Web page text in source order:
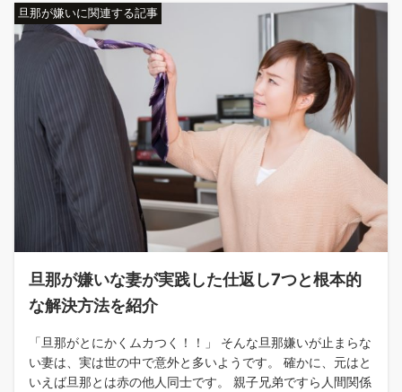
旦那が嫌いに関連する記事
旦那が嫌いな妻が実践した仕返し7つと根本的
な解決方法を紹介
「旦那がとにかくムカつく！！」 そんな旦那嫌いが止まらな
い妻は、実は世の中で意外と多いようです。 確かに、元はと
いえば旦那とは赤の他人同士です。 親子兄弟ですら人間関係